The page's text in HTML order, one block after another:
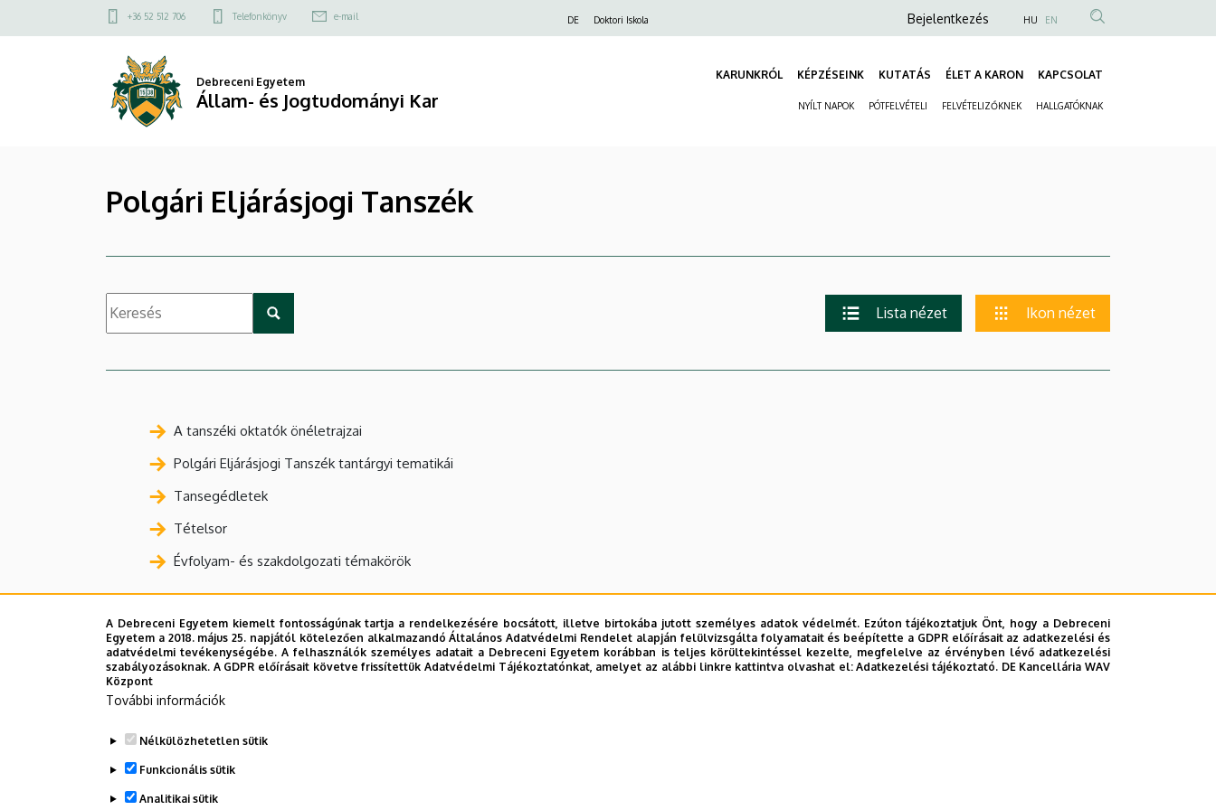
Jogtudományi
a
Felső
menü
+36 52 512 706 Telefonkönyv e-mail DE Doktori Iskola
Anonim
fiók
menüje
Bejelentkezés HU EN
Debreceni Egyetem
Állam- és Jogtudományi Kar
KARUNKRÓL KÉPZÉSEINK KUTATÁS ÉLET A KARON KAPCSOLAT
NYÍLT NAPOK PÓTFELVÉTELI FELVÉTELIZŐKNEK HALLGATÓKNAK
Polgári Eljárásjogi Tanszék
Lista nézet Ikon nézet
A tanszéki oktatók önéletrajzai
Polgári Eljárásjogi Tanszék tantárgyi tematikái
Tansegédletek
Tételsor
Évfolyam- és szakdolgozati témakörök
A Debreceni Egyetem kiemelt fontosságúnak tartja a rendelkezésére bocsátott, illetve birtokába jutott személyes adatok védelmét. Ezúton tájékoztatjuk Önt, hogy a Debreceni
Egyetem a 2018. május 25. napjától kötelezően alkalmazandó Általános Adatvédelmi Rendelet alapján felülvizsgálta folyamatait és beépítette a GDPR előírásait az adatkezelési és
adatvédelmi tevékenységébe. A felhasználók személyes adatait a Debreceni Egyetem korábban is teljes körültekintéssel kezelte, megfelelve az érvényben lévő adatkezelési
szabályozásoknak. A GDPR előírásait követve frissítettük Adatvédelmi Tájékoztatónkat, amelyet az alábbi linkre kattintva olvashat el:Adatkezelési tájékoztató. DE Kancellária WAV
Központ
További információk
Nélkülözhetetlen sütik
Funkcionális sütik
Analitikai sütik